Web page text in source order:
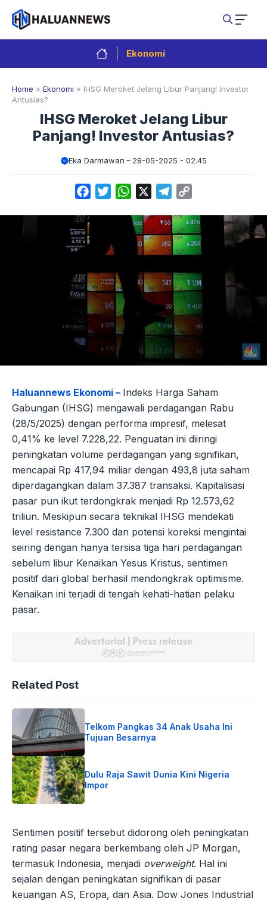
Langsung
isi
Ekonomi
Home » Ekonomi » IHSG Meroket Jelang Libur Panjang! Investor
Antusias?
IHSG Meroket Jelang Libur
Panjang! Investor Antusias?
Eka Darmawan 28-05-2025 - 02.45
FacebookTwitterWhatsApp Telegram
Haluannews Ekonomi – Indeks Harga Saham
Gabungan (IHSG) mengawali perdagangan Rabu
(28/5/2025) dengan performa impresif, melesat
0,41% ke level 7.228,22. Penguatan ini diiringi
peningkatan volume perdagangan yang signifikan,
mencapai Rp 417,94 miliar dengan 493,8 juta saham
diperdagangkan dalam 37.387 transaksi. Kapitalisasi
pasar pun ikut terdongkrak menjadi Rp 12.573,62
triliun. Meskipun secara teknikal IHSG mendekati
level resistance 7.300 dan potensi koreksi mengintai
seiring dengan hanya tersisa tiga hari perdagangan
sebelum libur Kenaikan Yesus Kristus, sentimen
positif dari global berhasil mendongkrak optimisme.
Kenaikan ini terjadi di tengah kehati-hatian pelaku
pasar.
Related Post
Telkom Pangkas 34 Anak Usaha Ini
Tujuan Besarnya
Dulu Raja Sawit Dunia Kini Nigeria
Impor
Sentimen positif tersebut didorong oleh peningkatan
rating pasar negara berkembang oleh JP Morgan,
termasuk Indonesia, menjadi overweight. Hal ini
sejalan dengan peningkatan signifikan di pasar
keuangan AS, Eropa, dan Asia. Dow Jones Industrial